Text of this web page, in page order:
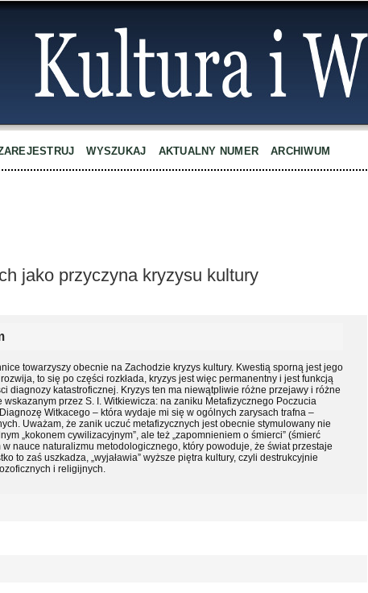
WYSZUKAJ AKTUALNY NUMER ARCHIWUM
jako przyczyna kryzysu kultury
towarzyszy obecnie na Zachodzie kryzys kultury. Kwestią sporną jest jego
to się po części rozkłada, kryzys jest więc permanentny i jest funkcją
diagnozy katastroficznej. Kryzys ten ma niewątpliwie różne przejawy i różne
przez S. I. Witkiewicza: na zaniku Metafizycznego Poczucia
Witkacego – która wydaje mi się w ogólnych zarysach trafna –
Uważam, że zanik uczuć metafizycznych jest obecnie stymulowany nie
„kokonem cywilizacyjnym”, ale też „zapomnieniem o śmierci” (śmierć
nauce naturalizmu metodologicznego, który powoduje, że świat przestaje
to zaś uszkadza, „wyjaławia” wyższe piętra kultury, czyli destrukcyjnie
i religijnych.